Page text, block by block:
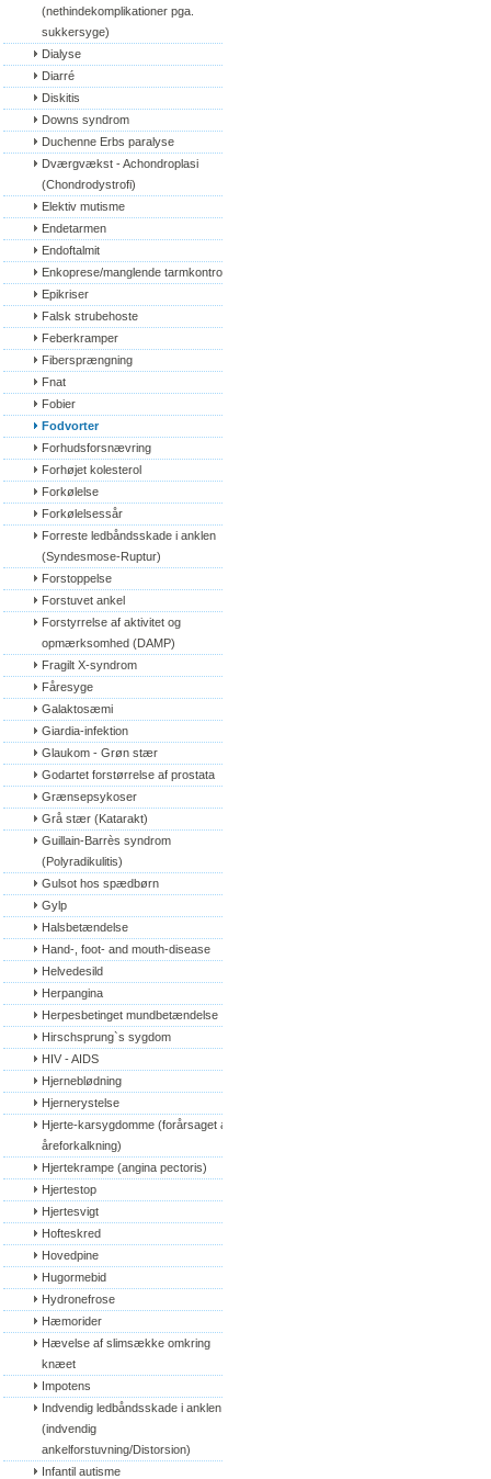
(nethindekomplikationer pga.
sukkersyge)
Dialyse
Diarré
Diskitis
Downs syndrom
Duchenne Erbs paralyse
Dværgvækst - Achondroplasi
(Chondrodystrofi)
Elektiv mutisme
Endetarmen
Endoftalmit
Enkoprese/manglende tarmkontrol
Epikriser
Falsk strubehoste
Feberkramper
Fibersprængning
Fnat
Fobier
Fodvorter
Forhudsforsnævring
Forhøjet kolesterol
Forkølelse
Forkølelsessår
Forreste ledbåndsskade i anklen
(Syndesmose-Ruptur)
Forstoppelse
Forstuvet ankel
Forstyrrelse af aktivitet og
opmærksomhed (DAMP)
Fragilt X-syndrom
Fåresyge
Galaktosæmi
Giardia-infektion
Glaukom - Grøn stær
Godartet forstørrelse af prostata
Grænsepsykoser
Grå stær (Katarakt)
Guillain-Barrès syndrom
(Polyradikulitis)
Gulsot hos spædbørn
Gylp
Halsbetændelse
Hand-, foot- and mouth-disease
Helvedesild
Herpangina
Herpesbetinget mundbetændelse
Hirschsprung`s sygdom
HIV - AIDS
Hjerneblødning
Hjernerystelse
Hjerte-karsygdomme (forårsaget af
åreforkalkning)
Hjertekrampe (angina pectoris)
Hjertestop
Hjertesvigt
Hofteskred
Hovedpine
Hugormebid
Hydronefrose
Hæmorider
Hævelse af slimsække omkring
knæet
Impotens
Indvendig ledbåndsskade i anklen
(indvendig
ankelforstuvning/Distorsion)
Infantil autisme